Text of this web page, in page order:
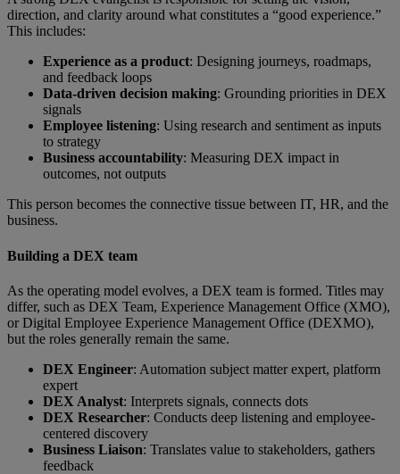
direction, and clarity around what constitutes a “good experience.”
This includes:
Experience as a product: Designing journeys, roadmaps,
and feedback loops
Data-driven decision making: Grounding priorities in DEX
signals
Employee listening: Using research and sentiment as inputs
to strategy
Business accountability: Measuring DEX impact in
outcomes, not outputs
This person becomes the connective tissue between IT, HR, and the
business.
Building a DEX team
As the operating model evolves, a DEX team is formed. Titles may
differ, such as DEX Team, Experience Management Office (XMO),
or Digital Employee Experience Management Office (DEXMO),
but the roles generally remain the same.
DEX Engineer: Automation subject matter expert, platform
expert
DEX Analyst: Interprets signals, connects dots
DEX Researcher: Conducts deep listening and employee-
centered discovery
Business Liaison: Translates value to stakeholders, gathers
feedback